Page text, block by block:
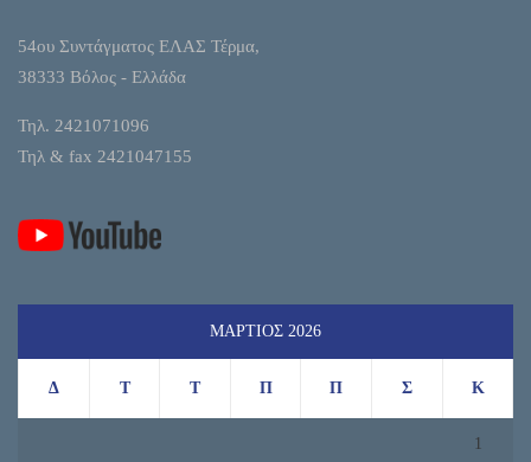
54ου Συντάγματος ΕΛΑΣ Τέρμα,
38333 Βόλος - Ελλάδα
Τηλ. 2421071096
Τηλ & fax 2421047155
ΜΆΡΤΙΟΣ 2026
Δ Τ Τ Π Π Σ Κ
1